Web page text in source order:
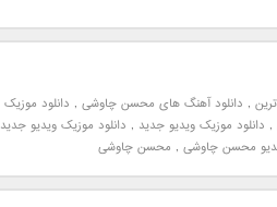
, دانلود آهنگ های محسن چاوشی , دانلود موزیک
, دانلود موزیک ویدیو جدید , دانلود موزیک ویدیو جدید
محسن چاوشی , محسن چاوشی